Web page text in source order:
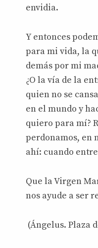
envidia.
Y entonces
para mi vida, la
demás por mi
¿O la vía de la
quien no se
en el mundo y
quiero para mí?
perdonamos, en
ahí: cuando
Que la Virgen
nos ayude a ser
(Ángelus. Plaza